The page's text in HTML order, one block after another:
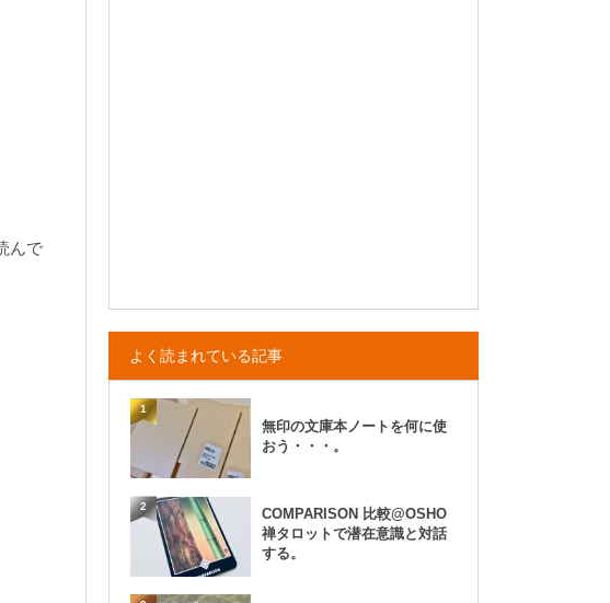
んで
よく読まれている記事
1
無印の文庫本ノートを何に使
おう・・・。
2
COMPARISON 比較@OSHO
禅タロットで潜在意識と対話
する。